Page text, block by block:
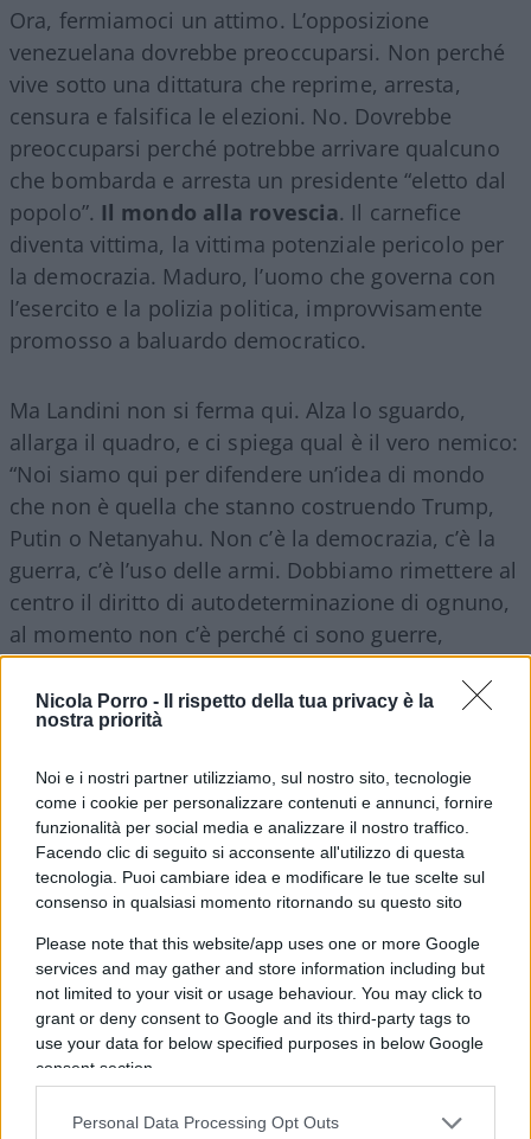
Nicola Porro -
Il rispetto della tua privacy è la
nostra priorità
Noi e i nostri partner utilizziamo, sul nostro sito, tecnologie
come i cookie per personalizzare contenuti e annunci, fornire
funzionalità per social media e analizzare il nostro traffico.
Facendo clic di seguito si acconsente all'utilizzo di questa
tecnologia. Puoi cambiare idea e modificare le tue scelte sul
consenso in qualsiasi momento ritornando su questo sito
Please note that this website/app uses one or more Google
services and may gather and store information including but
not limited to your visit or usage behaviour. You may click to
grant or deny consent to Google and its third-party tags to
use your data for below specified purposes in below Google
consent section.
Personal Data Processing Opt Outs
Ora, fermiamoci un attimo. L’opposizione
venezuelana dovrebbe preoccuparsi. Non perché
vive sotto una dittatura che reprime, arresta,
censura e falsifica le elezioni. No. Dovrebbe
preoccuparsi perché potrebbe arrivare qualcuno
che bombarda e arresta un presidente “eletto dal
popolo”. Il mondo alla rovescia. Il carnefice
diventa vittima, la vittima potenziale pericolo per
la democrazia. Maduro, l’uomo che governa con
l’esercito e la polizia politica, improvvisamente
promosso a baluardo democratico.
Ma Landini non si ferma qui. Alza lo sguardo,
allarga il quadro, e ci spiega qual è il vero nemico:
“Noi siamo qui per difendere un’idea di mondo
che non è quella che stanno costruendo Trump,
Putin o Netanyahu. Non c’è la democrazia, c’è la
guerra, c’è l’uso delle armi. Dobbiamo rimettere al
centro il diritto di autodeterminazione di ognuno,
al momento non c’è perché ci sono guerre,
violenze e uso delle armi”.
Trump, Putin e Netanyahu nello stesso
calderone. Maduro no. Lui scompare, evapora,
diventa una nota a piè di pagina. Strano concetto
di autodeterminazione: vale sempre, tranne
quando un popolo prova a liberarsi da un
autocrate che piace alla sinistra radicale. Quando
qualcuno gli fa notare l’ovvio – cioè che il
principale ostacolo all’autodeterminazione del
popolo venezuelano si chiama Nicolás Maduro –
Landini risponde così: “Vorrei che fosse chiaro:
noi non siamo qui solo per Maduro, ma siamo qui
perché non ci sia il Trump di turno che possa